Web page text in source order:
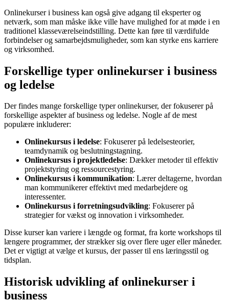
Onlinekurser i business kan også give adgang til eksperter og
netværk, som man måske ikke ville have mulighed for at møde i en
traditionel klasseværelseindstilling. Dette kan føre til værdifulde
forbindelser og samarbejdsmuligheder, som kan styrke ens karriere
og virksomhed.
Forskellige typer onlinekurser i business
og ledelse
Der findes mange forskellige typer onlinekurser, der fokuserer på
forskellige aspekter af business og ledelse. Nogle af de mest
populære inkluderer:
Onlinekursus i ledelse: Fokuserer på ledelsesteorier,
teamdynamik og beslutningstagning.
Onlinekursus i projektledelse: Dækker metoder til effektiv
projektstyring og ressourcestyring.
Onlinekursus i kommunikation: Lærer deltagerne, hvordan
man kommunikerer effektivt med medarbejdere og
interessenter.
Onlinekursus i forretningsudvikling: Fokuserer på
strategier for vækst og innovation i virksomheder.
Disse kurser kan variere i længde og format, fra korte workshops til
længere programmer, der strækker sig over flere uger eller måneder.
Det er vigtigt at vælge et kursus, der passer til ens læringsstil og
tidsplan.
Historisk udvikling af onlinekurser i
business